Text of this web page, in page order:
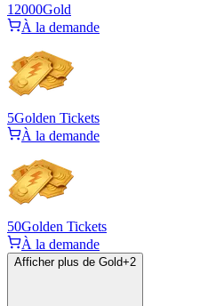
12000Gold
À la demande
5Golden Tickets
À la demande
50Golden Tickets
À la demande
Afficher plus de Gold+2